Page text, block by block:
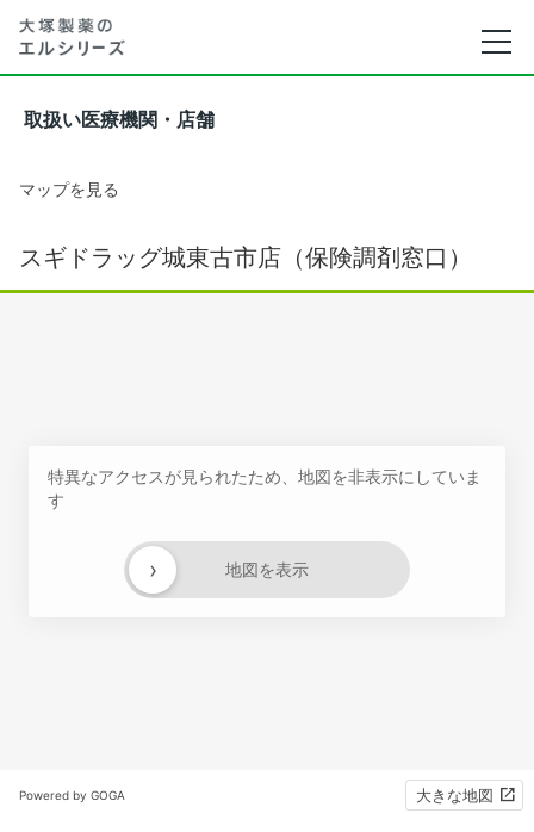
取扱い医療機関・店舗
マップを見る
スギドラッグ城東古市店（保険調剤窓口）
特異なアクセスが見られたため、地図を非表示にしていま
す
地図を表示
›
Powered by GOGA 大きな地図